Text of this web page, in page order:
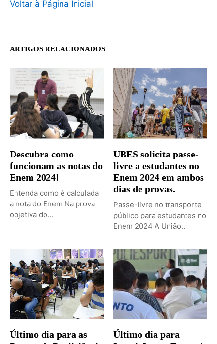
Voltar à Página Inicial
ARTIGOS RELACIONADOS
Descubra como
funcionam as notas do
Enem 2024!
Entenda como é calculada
a nota do Enem Na prova
objetiva do...
UBES solicita passe-
livre a estudantes no
Enem 2024 em ambos
dias de provas.
Passe-livre no transporte
público para estudantes no
Enem 2024 A União
Último dia para as
Último dia para